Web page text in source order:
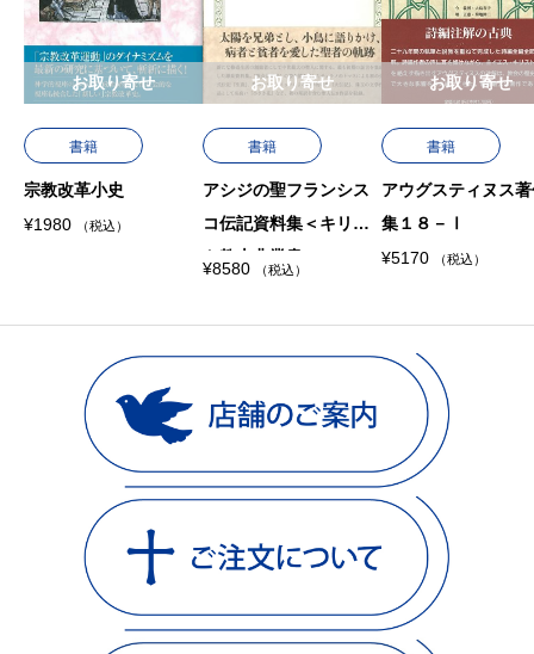
書籍
宗教改革小史
¥1980 （税込）
お取り寄せ
書籍
アシジの聖フランシス
コ伝記資料集＜キリス
ト教古典叢書＞
¥8580 （税込）
お取り寄せ
書籍
アウグスティヌス
集１８－Ⅰ
¥5170 （税込）
お取り寄せ